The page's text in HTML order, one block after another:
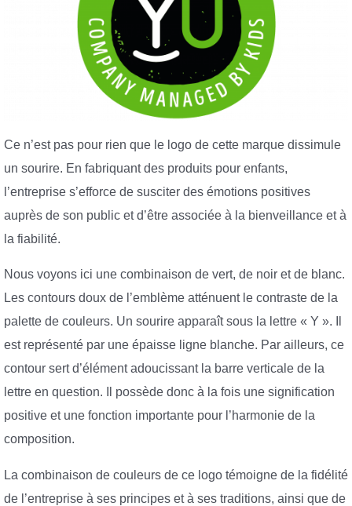
Ce n’est pas pour rien que le logo de cette marque dissimule
un sourire. En fabriquant des produits pour enfants,
l’entreprise s’efforce de susciter des émotions positives
auprès de son public et d’être associée à la bienveillance et à
la fiabilité.
Nous voyons ici une combinaison de vert, de noir et de blanc.
Les contours doux de l’emblème atténuent le contraste de la
palette de couleurs. Un sourire apparaît sous la lettre « Y ». Il
est représenté par une épaisse ligne blanche. Par ailleurs, ce
contour sert d’élément adoucissant la barre verticale de la
lettre en question. Il possède donc à la fois une signification
positive et une fonction importante pour l’harmonie de la
composition.
La combinaison de couleurs de ce logo témoigne de la fidélité
de l’entreprise à ses principes et à ses traditions, ainsi que de